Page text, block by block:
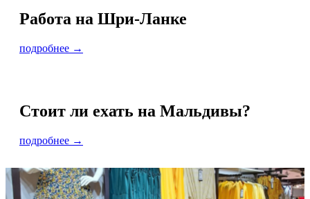
Работа на Шри-Ланке
подробнее →
Стоит ли ехать на Мальдивы?
подробнее →